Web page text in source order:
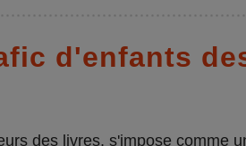
d'enfants
des livres, s'impose comme